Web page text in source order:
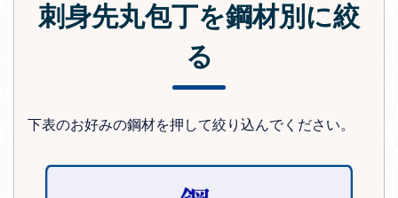
刺身先丸包丁を鋼材別に絞
る
下表のお好みの鋼材を押して絞り込んでください。